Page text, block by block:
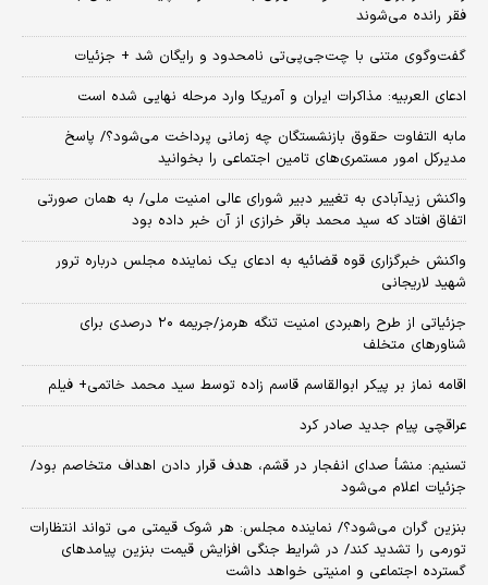
فقر رانده می‌شوند
گفت‌وگوی متنی با چت‌جی‌پی‌تی نامحدود و رایگان شد + جزئیات
ادعای العربیه: مذاکرات ایران و آمریکا وارد مرحله نهایی شده است
مابه التفاوت حقوق بازنشستگان چه زمانی پرداخت می‌شود؟/ پاسخ
مدیرکل امور مستمری‌های تامین اجتماعی را بخوانید
واکنش زیدآبادی به تغییر دبیر شورای عالی امنیت ملی/ به همان صورتی
اتفاق افتاد که سید محمد باقر خرازی از آن خبر داده بود
واکنش خبرگزاری قوه قضائیه به ادعای یک نماینده مجلس درباره ترور
شهید لاریجانی
جزئیاتی از طرح راهبردی امنیت تنگه هرمز/جریمه ۲۰ درصدی برای
شناورهای متخلف
اقامه نماز بر پیکر ابوالقاسم قاسم زاده توسط سید محمد خاتمی+ فیلم
عراقچی پیام جدید صادر کرد
تسنیم: منشأ صدای انفجار در قشم، هدف قرار دادن اهداف متخاصم بود/
جزئیات اعلام می‌شود
بنزین گران می‌شود؟/ نماینده مجلس: هر شوک قیمتی می تواند انتظارات
تورمی را تشدید کند/ در شرایط جنگی افزایش قیمت بنزین پیامدهای
گسترده اجتماعی و امنیتی خواهد داشت